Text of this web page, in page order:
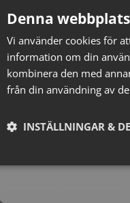
vatten- och VA-
Denna
Vi använder cookies för
information om din
kombinera den med
från din användning av
INSTÄLLNINGAR &